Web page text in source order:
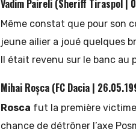
Vadim Paireli (Sheriff Tiraspol |
Même constat que pour son
jeune ailier a joué quelques
Il était revenu sur le banc au
Mihai Roșca (FC Dacia |
Rosca fut la première
chance de détrôner l’axe